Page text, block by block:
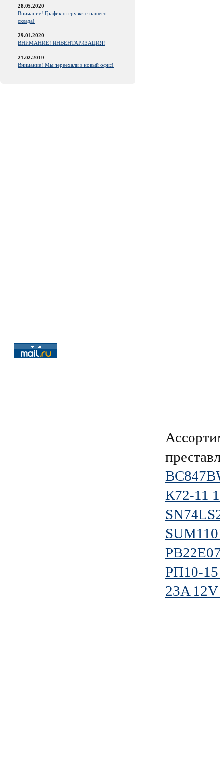
28.05.2020
Внимание! График отгрузки с нашего
склада!
29.01.2020
ВНИМАНИЕ! ИНВЕНТАРИЗАЦИЯ!
21.02.2019
Внимание! Мы переехали в новый офис!
К72-11
РП10-
23A